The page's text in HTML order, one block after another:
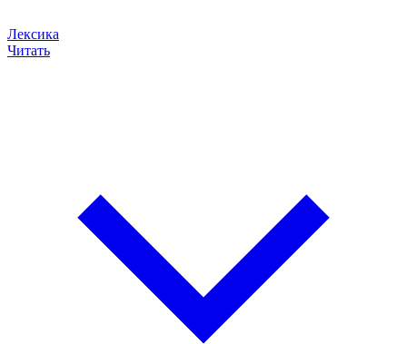
Лексика
Читать